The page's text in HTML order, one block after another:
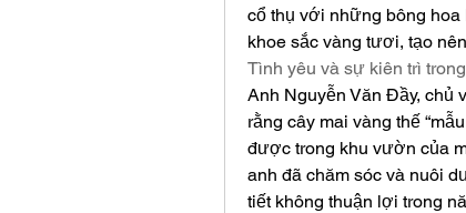
cổ thụ với những bông
khoe sắc vàng tươi, tạo
Tình yêu và sự kiên trì
Anh Nguyễn Văn Đầy, chủ
rằng cây mai vàng thế
được trong khu vườn của
anh đã chăm sóc và nuôi
tiết không thuận lợi trong